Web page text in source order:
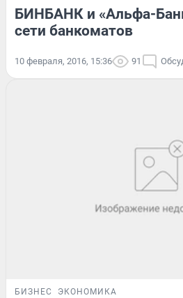
БИНБАНК и «Альфа-
сети банкоматов
10 февраля, 2016, 15:36 91
БИЗНЕС ЭКОНОМИКА